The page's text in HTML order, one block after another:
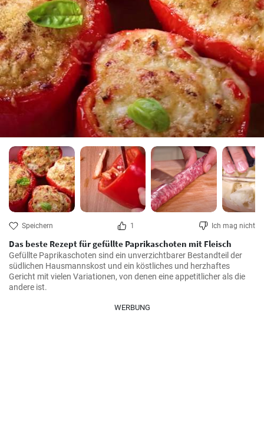
Speichern 1 Ich mag nicht
Das beste Rezept für gefüllte Paprikaschoten mit Fleisch
Gefüllte Paprikaschoten sind ein unverzichtbarer Bestandteil der
südlichen Hausmannskost und ein köstliches und herzhaftes
Gericht mit vielen Variationen, von denen eine appetitlicher als die
andere ist.
WERBUNG